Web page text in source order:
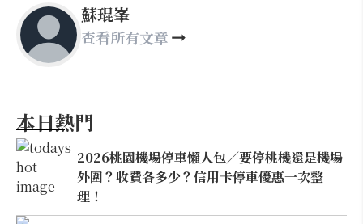
蘇琨峯
查看所有文章
本日熱門
2026桃園機場停車懶人包／要停桃機還是機場
外圍？收費各多少？信用卡停車優惠一次整
理！